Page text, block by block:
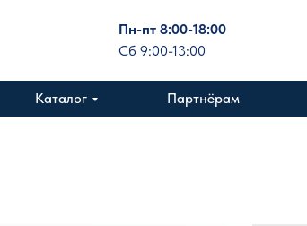
Каталог Партнёрам
Пн-пт 8:00-18:00
Сб 9:00-13:00